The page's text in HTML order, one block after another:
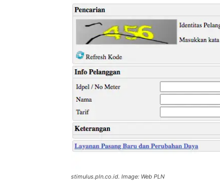
stimulus.pln.co.id. Image: Web PLN